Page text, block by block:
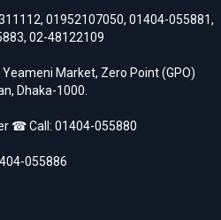
, 01952107050, 01404-055881,
, 02-48122109
Yeameni Market, Zero Point (GPO)
Dhaka-1000.
☎ Call: 01404-055880
055886